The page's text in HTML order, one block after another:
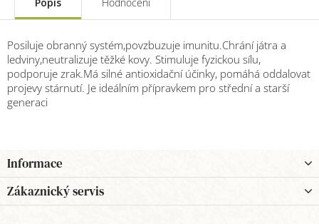
Posiluje obranný systém,povzbuzuje imunitu.Chrání játra a
ledviny,neutralizuje těžké kovy. Stimuluje fyzickou sílu,
podporuje zrak.Má silné antioxidační účinky, pomáhá oddalovat
projevy stárnutí. Je ideálním přípravkem pro střední a starší
generaci
á
p
a
Informace
Zákaznický servis